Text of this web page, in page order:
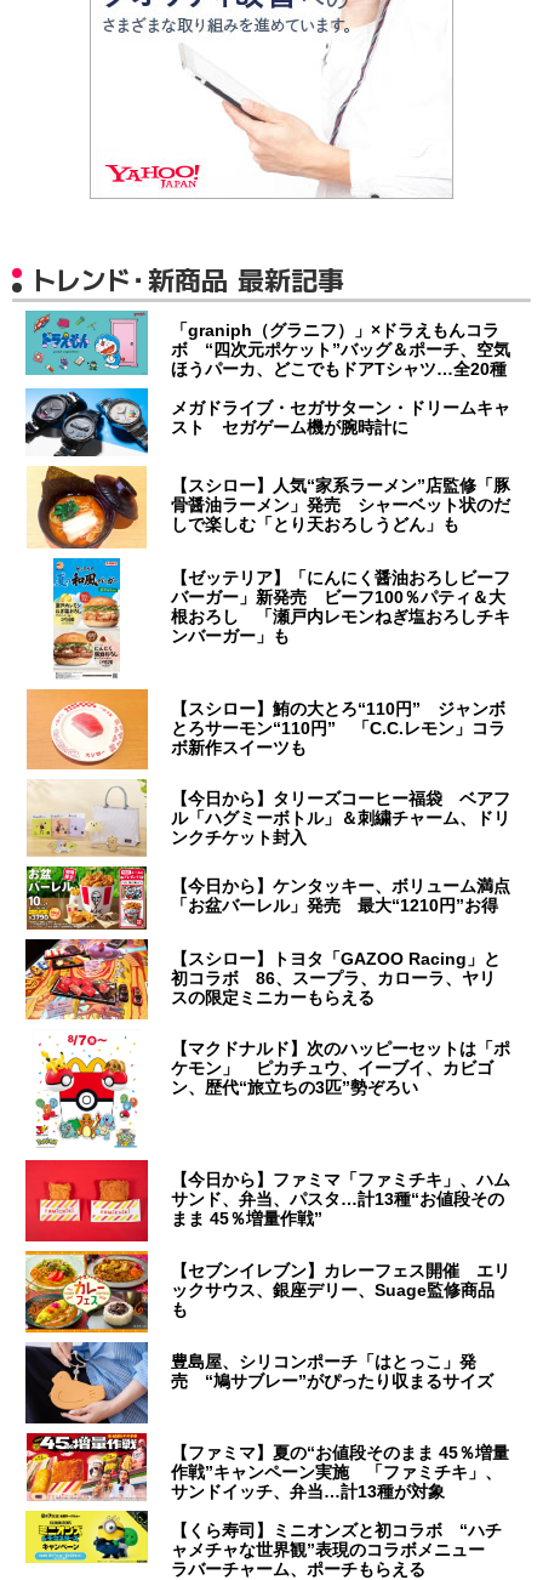
トレンド・新商品 最新記事
「graniph（グラニフ）」×ドラえもんコラ
ボ “四次元ポケット”バッグ＆ポーチ、空気
ほうパーカ、どこでもドアTシャツ…全20種
メガドライブ・セガサターン・ドリームキャ
スト セガゲーム機が腕時計に
【スシロー】人気“家系ラーメン”店監修「豚
骨醤油ラーメン」発売 シャーベット状のだ
しで楽しむ「とり天おろしうどん」も
【ゼッテリア】「にんにく醤油おろしビーフ
バーガー」新発売 ビーフ100％パティ＆大
根おろし 「瀬戸内レモンねぎ塩おろしチキ
ンバーガー」も
【スシロー】鮪の大とろ“110円” ジャンボ
とろサーモン“110円” 「C.C.レモン」コラ
ボ新作スイーツも
【今日から】タリーズコーヒー福袋 ベアフ
ル「ハグミーボトル」＆刺繍チャーム、ドリ
ンクチケット封入
【今日から】ケンタッキー、ボリューム満点
「お盆バーレル」発売 最大“1210円”お得
【スシロー】トヨタ「GAZOO Racing」と
初コラボ 86、スープラ、カローラ、ヤリ
スの限定ミニカーもらえる
【マクドナルド】次のハッピーセットは「ポ
ケモン」 ピカチュウ、イーブイ、カビゴ
ン、歴代“旅立ちの3匹”勢ぞろい
【今日から】ファミマ「ファミチキ」、ハム
サンド、弁当、パスタ…計13種“お値段その
まま 45％増量作戦”
【セブンイレブン】カレーフェス開催 エリ
ックサウス、銀座デリー、Suage監修商品
も
豊島屋、シリコンポーチ「はとっこ」発
売 “鳩サブレー”がぴったり収まるサイズ
【ファミマ】夏の“お値段そのまま 45％増量
作戦”キャンペーン実施 「ファミチキ」、
サンドイッチ、弁当…計13種が対象
【くら寿司】ミニオンズと初コラボ “ハチ
ャメチャな世界観”表現のコラボメニュー
ラバーチャーム、ポーチもらえる